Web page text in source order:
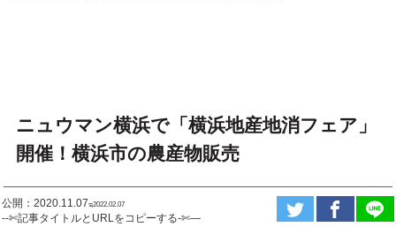
ニュウマン横浜で「横浜地産地消フェア」
開催！横浜市の農産物販売
公開：2020.11.07ಇ2022.02.07
--✄記事タイトルとURLをコピーする-✄—